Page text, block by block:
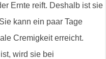
Ernte reift. Deshalb ist sie
kann ein paar Tage
Cremigkeit erreicht.
wird sie bei